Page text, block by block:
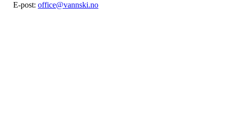
E-post: office@vannski.no